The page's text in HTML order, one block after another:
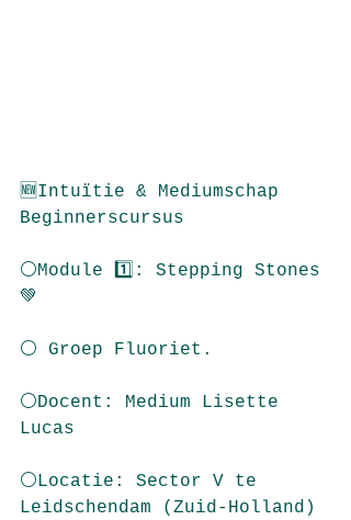
🆕Intuïtie & Mediumschap
Beginnerscursus
⚪️Module 1️⃣: Stepping Stones
💚
⚪️ Groep Fluoriet.
⚪️Docent: Medium Lisette
Lucas
⚪️Locatie: Sector V te
Leidschendam (Zuid-Holland)